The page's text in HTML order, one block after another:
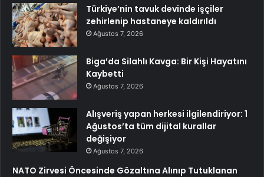
Türkiye’nin tavuk devinde işçiler
zehirlenip hastaneye kaldırıldı
Ağustos 7, 2026
Biga’da Silahlı Kavga: Bir Kişi Hayatını
Kaybetti
Ağustos 7, 2026
Alışveriş yapan herkesi ilgilendiriyor: 1
Ağustos’ta tüm dijital kurallar
değişiyor
Ağustos 7, 2026
NATO Zirvesi Öncesinde Gözaltına Alınıp Tutuklanan